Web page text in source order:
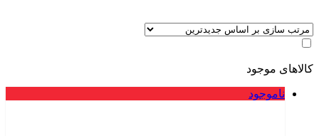
کالاهای موجود
ناموجود